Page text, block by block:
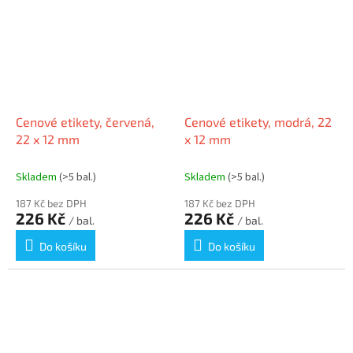
Cenové etikety, červená,
22 x 12 mm
Skladem (>5 bal.)
187 Kč bez DPH
226 Kč / bal.
Do košíku
Cenové etikety, modrá, 22
x 12 mm
Skladem (>5 bal.)
187 Kč bez DPH
226 Kč / bal.
Do košíku